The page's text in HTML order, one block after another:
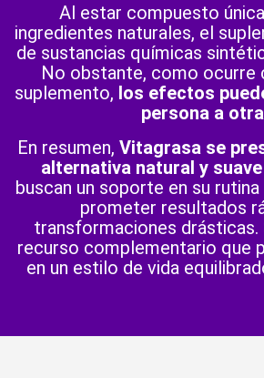
Al estar compuesto
ingredientes naturales, el
de sustancias químicas
No obstante, como ocurre
suplemento, los efectos
persona a otra
En resumen, Vitagrasa se
alternativa natural y suave
buscan un soporte en su
prometer resultados
transformaciones drásticas.
recurso complementario que
en un estilo de vida